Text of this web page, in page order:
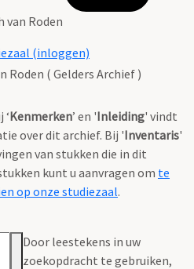
Roden
(inloggen)
Roden ( Gelders Archief )
Kenmerken’ en 'Inleiding' vindt
over dit archief. Bij 'Inventaris'
van stukken die in dit
kunt u aanvragen om te
op onze studiezaal.
Door leestekens in uw
zoekopdracht te gebruiken,